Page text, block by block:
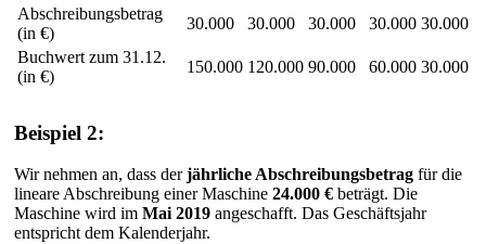
Abschreibungsbetrag
(in €)
30.000 30.000 30.000 30.000 30.000
Buchwert zum 31.12.
(in €)
150.000 120.000 90.000 60.000 30.000
Beispiel 2:
Wir nehmen an, dass derjährliche Abschreibungsbetrag für die
lineare Abschreibung einer Maschine 24.000 € beträgt. Die
Maschine wird im Mai 2019 angeschafft. Das Geschäftsjahr
entspricht dem Kalenderjahr.